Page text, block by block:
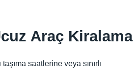
Araç Kiralama
saatlerine veya sınırlı